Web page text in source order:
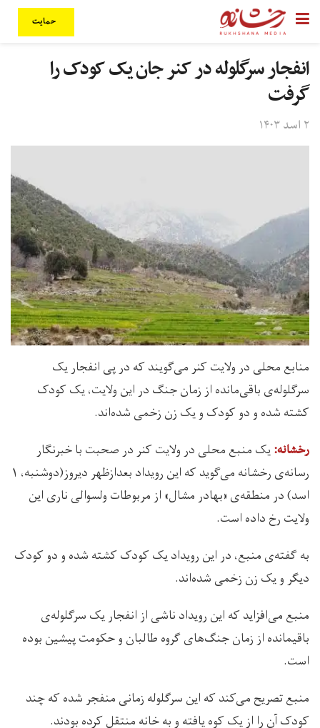
حمایت
انفجار سرگلوله در کنر جان یک کودک را
گرفت
۲ اسد ۱۴۰۳
منابع محلی در ولایت کنر می‌گویند که در پی انفجار یک
سرگلوله‌ی باقی‌مانده از زمان جنگ در این ولایت، یک کودک
کشته شده و دو کودک و یک زن زخمی شده‌اند.
رخشانه:یک منبع محلی در ولایت کنر در صحبت با خبرنگار
رسانه‌ی رخشانه می‌گوید که این رویداد بعدازظهر دیروز(دوشنبه، ۱
اسد) در منطقه‌ی «بهادر مشال» از مربوطات ولسوالی ناری این
ولایت رخ داده است.
به گفته‌ی منبع، در این رویداد یک کودک کشته شده و دو کودک
دیگر و یک زن زخمی شده‌اند.
منبع می‌افزاید که این رویداد ناشی از انفجار یک سرگلوله‌ی
باقیمانده از زمان جنگ‌های گروه طالبان و حکومت پیشین بوده
است.
منبع تصریح می‌کند که این سرگلوله زمانی منفجر شده که چند
کودک آن را از یک کوه یافته و به خانه منتقل کرده‌ بودند.